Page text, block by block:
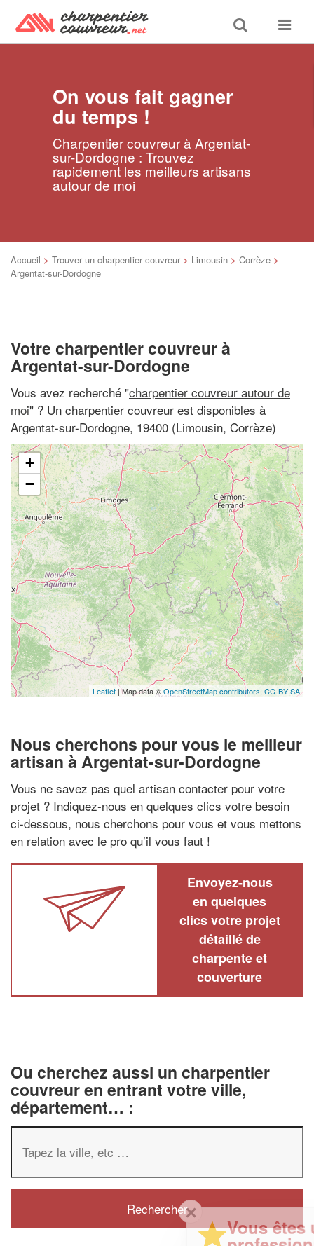
Toggle
search
Toggle
On vous fait gagner
du temps !
Charpentier couvreur à Argentat-
sur-Dordogne : Trouvez
rapidement les meilleurs artisans
autour de moi
Accueil > Trouver un charpentier couvreur > Limousin > Corrèze >
Argentat-sur-Dordogne
Votre charpentier couvreur à
Argentat-sur-Dordogne
Vous avez recherché "charpentier couvreur autour de
moi" ? Un charpentier couvreur est disponibles à
Argentat-sur-Dordogne, 19400 (Limousin, Corrèze)
+
−
Leaflet | Map data ©OpenStreetMap contributors, CC-BY-SA
Nous cherchons pour vous le meilleur
artisan à Argentat-sur-Dordogne
Vous ne savez pas quel artisan contacter pour votre
projet ? Indiquez-nous en quelques clics votre besoin
ci-dessous, nous cherchons pour vous et vous mettons
en relation avec le pro qu’il vous faut !
Envoyez-nous
en quelques
clics votre projet
détaillé de
charpente et
couverture
Ou cherchez aussi un charpentier
couvreur en entrant votre ville,
département… :
Vous êtes un